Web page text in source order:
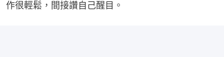
作很輕鬆，間接讚自己醒目。